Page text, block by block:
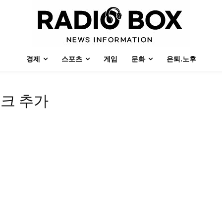
경제 스포츠 게임 문화 은퇴.노후
추가